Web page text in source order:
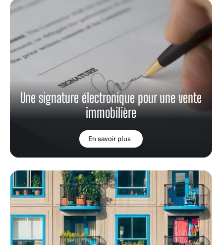
Une signature électronique pour une vente
immobilière
En savoir plus